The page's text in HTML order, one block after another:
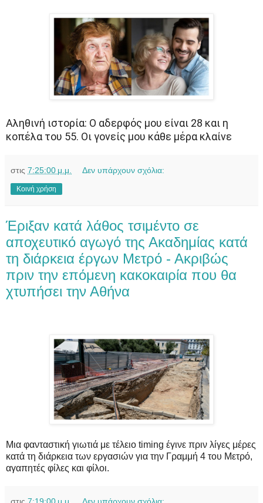
Αληθινή ιστορία: Ο αδερφός μου είναι 28 και η
κοπέλα του 55. Οι γονείς μου κάθε μέρα κλαίνε
στις 7:25:00 μ.μ. Δεν υπάρχουν σχόλια:
Κοινή χρήση
Έριξαν κατά λάθος τσιμέντο σε
αποχευτικό αγωγό της Ακαδημίας κατά
τη διάρκεια έργων Μετρό - Ακριβώς
πριν την επόμενη κακοκαιρία που θα
χτυπήσει την Αθήνα
Μια φανταστική γιωτιά με τέλειο timing έγινε πριν λίγες μέρες
κατά τη διάρκεια των εργασιών για την Γραμμή 4 του Μετρό,
αγαπητές φίλες και φίλοι.